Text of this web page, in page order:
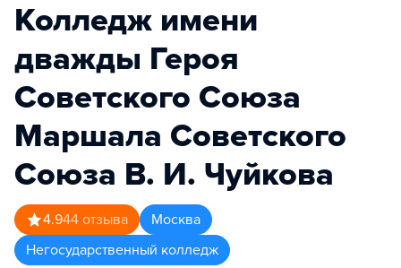
Колледж имени
дважды Героя
Советского Союза
Маршала Советского
Союза В. И. Чуйкова
4.944 отзыва
Москва
Негосударственный колледж